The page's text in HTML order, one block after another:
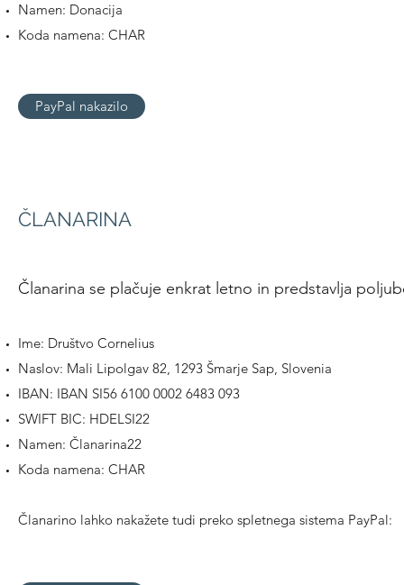
Namen: Donacija
Koda namena: CHAR
PayPal nakazilo
ČLANARINA
Članarina se plačuje enkrat letno in predstavlja
Ime: Društvo Cornelius
Naslov: Mali Lipolgav 82, 1293 Šmarje Sap, Slovenia
IBAN: IBAN SI56 6100 0002 6483 093
SWIFT BIC: HDELSI22
Namen: Članarina22
Koda namena: CHAR
Članarino lahko nakažete tudi preko spletnega sistema PayPal: